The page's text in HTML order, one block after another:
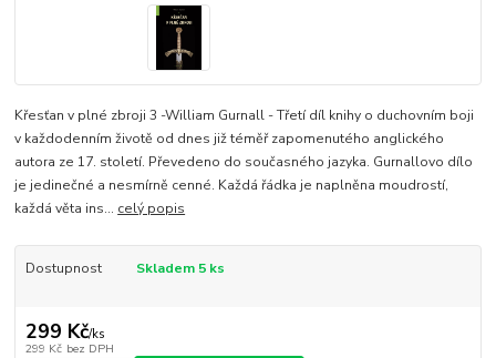
Křesťan v plné zbroji 3 -William Gurnall - Třetí díl knihy o duchovním boji
v každodenním životě od dnes již téměř zapomenutého anglického
autora ze 17. století. Převedeno do současného jazyka. Gurnallovo dílo
je jedinečné a nesmírně cenné. Každá řádka je naplněna moudrostí,
každá věta ins... celý popis
Dostupnost Skladem 5 ks
299 Kč/ks
299 Kč bez DPH